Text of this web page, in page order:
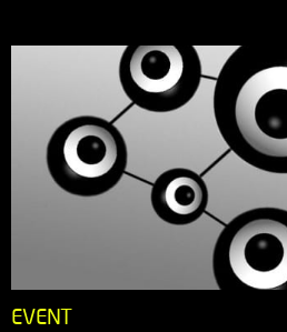
EVENT